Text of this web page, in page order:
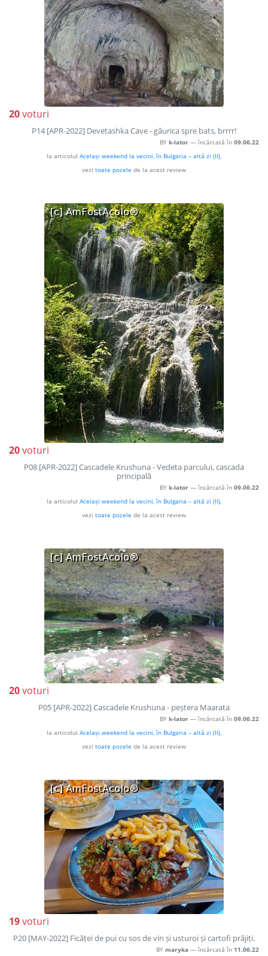
20voturi
P14 [APR-2022] Devetashka Cave - găurica spre bats, brrrr!
BY k-lator — încărcată în 09.06.22
la articolul Același weekend la vecini, în Bulgaria – altă zi (II),
vezi toate pozele de la acest review
20voturi
P08 [APR-2022] Cascadele Krushuna - Vedeta parcului, cascada
principală
BY k-lator — încărcată în 09.06.22
la articolul Același weekend la vecini, în Bulgaria – altă zi (II),
vezi toate pozele de la acest review
20voturi
P05 [APR-2022] Cascadele Krushuna - peștera Maarata
BY k-lator — încărcată în 09.06.22
la articolul Același weekend la vecini, în Bulgaria – altă zi (II),
vezi toate pozele de la acest review
19voturi
P20 [MAY-2022] Ficăței de pui cu sos de vin și usturoi și cartofi prăjiți.
BY maryka — încărcată în 11.06.22